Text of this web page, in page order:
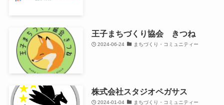
王子まちづくり協会 きつね
2024-06-24 まちづくり・コミュニティー
株式会社スタジオペガサス
2024-01-04 まちづくり・コミュニティー